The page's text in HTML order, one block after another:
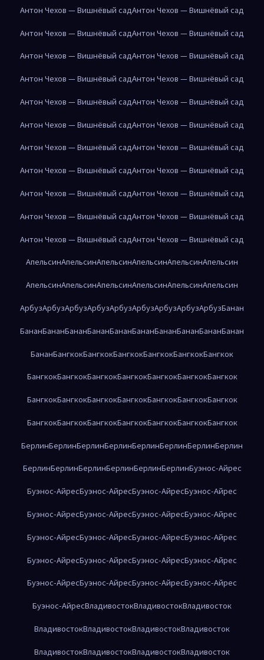
Антон Чехов — Вишнёвый садАнтон Чехов — Вишнёвый сад
Антон Чехов — Вишнёвый садАнтон Чехов — Вишнёвый сад
Антон Чехов — Вишнёвый садАнтон Чехов — Вишнёвый сад
Антон Чехов — Вишнёвый садАнтон Чехов — Вишнёвый сад
Антон Чехов — Вишнёвый садАнтон Чехов — Вишнёвый сад
Антон Чехов — Вишнёвый садАнтон Чехов — Вишнёвый сад
Антон Чехов — Вишнёвый садАнтон Чехов — Вишнёвый сад
Антон Чехов — Вишнёвый садАнтон Чехов — Вишнёвый сад
Антон Чехов — Вишнёвый садАнтон Чехов — Вишнёвый сад
Антон Чехов — Вишнёвый садАнтон Чехов — Вишнёвый сад
Антон Чехов — Вишнёвый садАнтон Чехов — Вишнёвый сад
АпельсинАпельсинАпельсинАпельсинАпельсинАпельсин
АпельсинАпельсинАпельсинАпельсинАпельсинАпельсин
АрбузАрбузАрбузАрбузАрбузАрбузАрбузАрбузАрбузБанан
БананБананБананБананБананБананБананБананБананБанан
БананБангкокБангкокБангкокБангкокБангкокБангкок
БангкокБангкокБангкокБангкокБангкокБангкокБангкок
БангкокБангкокБангкокБангкокБангкокБангкокБангкок
БангкокБангкокБангкокБангкокБангкокБангкокБангкок
БерлинБерлинБерлинБерлинБерлинБерлинБерлинБерлин
БерлинБерлинБерлинБерлинБерлинБерлинБуэнос-Айрес
Буэнос-АйресБуэнос-АйресБуэнос-АйресБуэнос-Айрес
Буэнос-АйресБуэнос-АйресБуэнос-АйресБуэнос-Айрес
Буэнос-АйресБуэнос-АйресБуэнос-АйресБуэнос-Айрес
Буэнос-АйресБуэнос-АйресБуэнос-АйресБуэнос-Айрес
Буэнос-АйресБуэнос-АйресБуэнос-АйресБуэнос-Айрес
Буэнос-АйресВладивостокВладивостокВладивосток
ВладивостокВладивостокВладивостокВладивосток
ВладивостокВладивостокВладивостокВладивосток